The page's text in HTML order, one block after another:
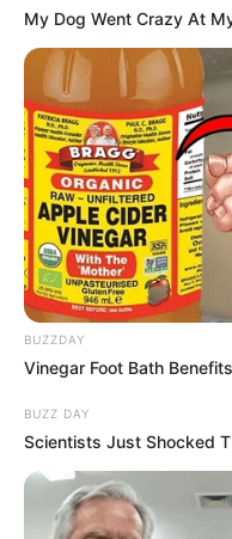
My Dog Went Crazy At
BUZZDAY
Vinegar Foot Bath
BUZZ DAY
Scientists Just Shocked